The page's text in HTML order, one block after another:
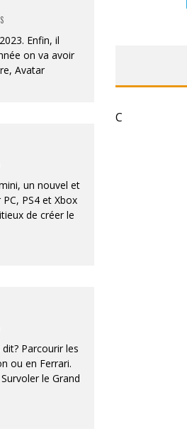
Enfin, il
on va avoir
Avatar
un nouvel et
PS4 et Xbox
de créer le
Parcourir les
ou en Ferrari.
le Grand
C